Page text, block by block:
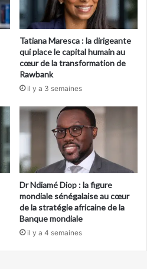
Tatiana Maresca : la dirigeante
qui place le capital humain au
cœur de la transformation de
Rawbank
il y a 3 semaines
Dr Ndiamé Diop : la figure
mondiale sénégalaise au cœur
de la stratégie africaine de la
Banque mondiale
il y a 4 semaines